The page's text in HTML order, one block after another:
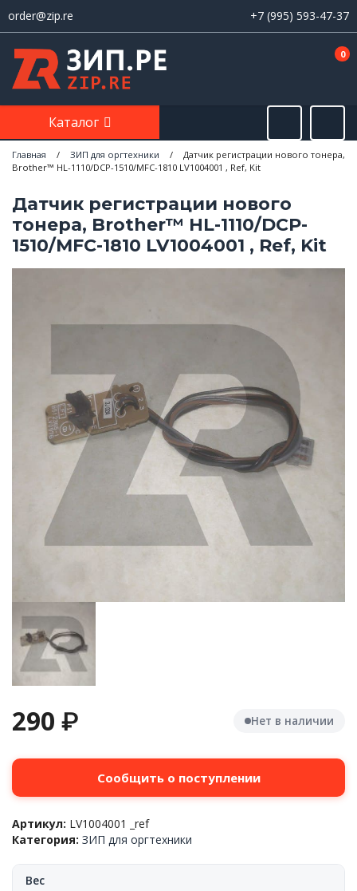
order@zip.re +7 (995) 593-47-37
0
Каталог
Главная / ЗИП для оргтехники /
Датчик регистрации нового тонера,
Brother™ HL-1110/DCP-1510/MFC-1810 LV1004001 , Ref, Kit
Датчик регистрации нового
тонера, Brother™ HL-1110/DCP-
1510/MFC-1810 LV1004001 , Ref, Kit
290 ₽ Нет в наличии
Сообщить о поступлении
Артикул: LV1004001 _ref
Категория: ЗИП для оргтехники
Вес